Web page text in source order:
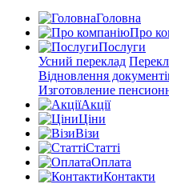
Головна
Про
Послуги
Усний переклад
Відновлення
Изготовление
Акції
Цiни
Візи
Статті
Оплата
Контакти